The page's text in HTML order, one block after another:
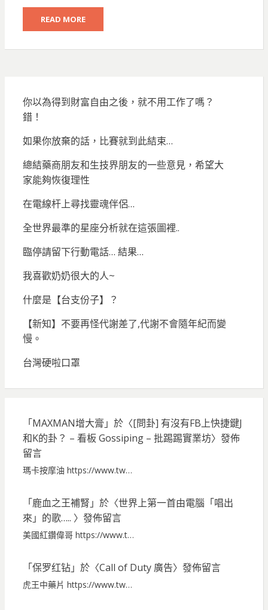
READ MORE
你以為得到財富自由之後，就不用工作了嗎？
錯！
如果你放棄的話，比賽就到此結束…
總結藥商朋友和生技界朋友的一些意見，希望大
家能夠恢復理性
在電線杆上尋找靈魂伴侶…
全世界最準的星座分析就在這張圖裡..
臨停請留下行動電話… 結果…
我喜歡奶奶很大的人~
什麼是【台支份子】？
【新知】不要再怪代謝差了,代謝不會隨年紀而變
慢。
台灣硬啦口罩
「MAXMAN增大膏 」於〈[問卦] 有沒有FB上快捷鍵J
和K的卦？ – 看板 Gossiping – 批踢踢實業坊〉發佈
留言
瑪卡按摩油 https://www.tw…
「鹿血之王補腎 」於〈世界上第一首由電腦「唱出
來」的歌….. 〉發佈留言
美國紅鑽偉哥 https://www.t…
「保罗红钻」於〈Call of Duty 廣告〉發佈留言
虎王中藥片 https://www.tw…